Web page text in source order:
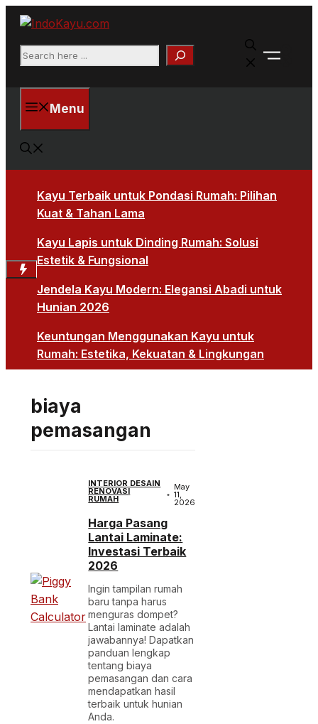
Skip
content
Search
X
Menu
Kayu Terbaik untuk Pondasi Rumah: Pilihan
Kuat & Tahan Lama
Kayu Lapis untuk Dinding Rumah: Solusi
Estetik & Fungsional
Jendela Kayu Modern: Elegansi Abadi untuk
Hunian 2026
Keuntungan Menggunakan Kayu untuk
Rumah: Estetika, Kekuatan & Lingkungan
biaya
pemasangan
INTERIOR DESAIN
RENOVASI
RUMAH
May
11,
2026
Harga Pasang
Lantai Laminate:
Investasi Terbaik
2026
Ingin tampilan rumah
baru tanpa harus
menguras dompet?
Lantai laminate adalah
jawabannya! Dapatkan
panduan lengkap
tentang biaya
pemasangan dan cara
mendapatkan hasil
terbaik untuk hunian
Anda.